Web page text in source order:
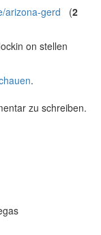
arizona-gerd
(2
on stellen
.
zu schreiben.